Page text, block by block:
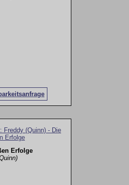
Erfolge